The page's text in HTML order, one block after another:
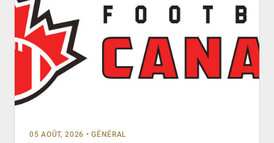
05 AOÛT, 2026 • GÉNÉRAL